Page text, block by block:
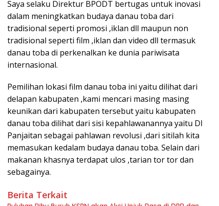
Saya selaku Direktur BPODT bertugas untuk inovasi
dalam meningkatkan budaya danau toba dari
tradisional seperti promosi ,iklan dll maupun non
tradisional seperti film ,iklan dan video dll termasuk
danau toba di perkenalkan ke dunia pariwisata
internasional.
Pemilihan lokasi film danau toba ini yaitu dilihat dari
delapan kabupaten ,kami mencari masing masing
keunikan dari kabupaten tersebut yaitu kabupaten
danau toba dilihat dari sisi kepahlawanannya yaitu DI
Panjaitan sebagai pahlawan revolusi ,dari sitilah kita
memasukan kedalam budaya danau toba. Selain dari
makanan khasnya terdapat ulos ,tarian tor tor dan
sebagainya.
Berita Terkait